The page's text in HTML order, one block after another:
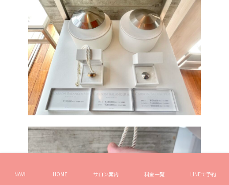
NAVI HOME サロン案内 料金一覧 LINEで予約